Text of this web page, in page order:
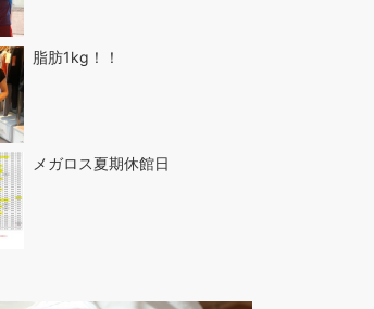
脂肪1kg！！
メガロス夏期休館日